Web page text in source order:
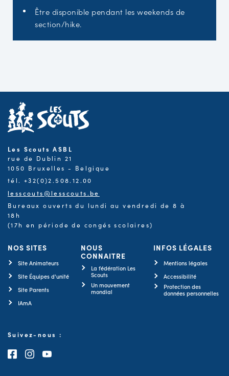
Être disponible pendant les weekends de
section/hike.
Les Scouts ASBL
rue de Dublin 21
1050 Bruxelles - Belgique
tél. +32(0)2.508.12.00
lesscouts@lesscouts.be
Bureaux ouverts du lundi au vendredi de 8 à
18h
(17h en période de congés scolaires)
NOS SITES
Site Animateurs
Site Équipes d'unité
Site Parents
IAmA
NOUS
CONNAITRE
La fédération Les
Scouts
Un mouvement
mondial
INFOS LÉGALES
Mentions légales
Accessibilité
Protection des
données personnelles
Suivez-nous :
Consultez notre page Facebook
Consultez notre page Instagram
Consultez notre chaîne Youtube